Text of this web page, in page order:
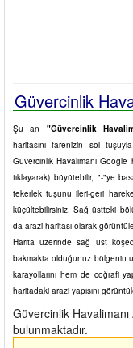
Güvercinlik
Şu an "Güvercinlik
haritasını farenizin sol
Güvercinlik Havalimanı
tıklayarak) büyütebilir, "-"ye
tekerlek tuşunu ileri-geri
küçültebilirsiniz. Sağ üstteki
da arazi haritası olarak
Harita üzerinde sağ üst
bakmakta olduğunuz bölgenin
karayollarını hem de coğrafi
haritadaki arazi yapısını
Güvercinlik Havalimanı
bulunmaktadır.